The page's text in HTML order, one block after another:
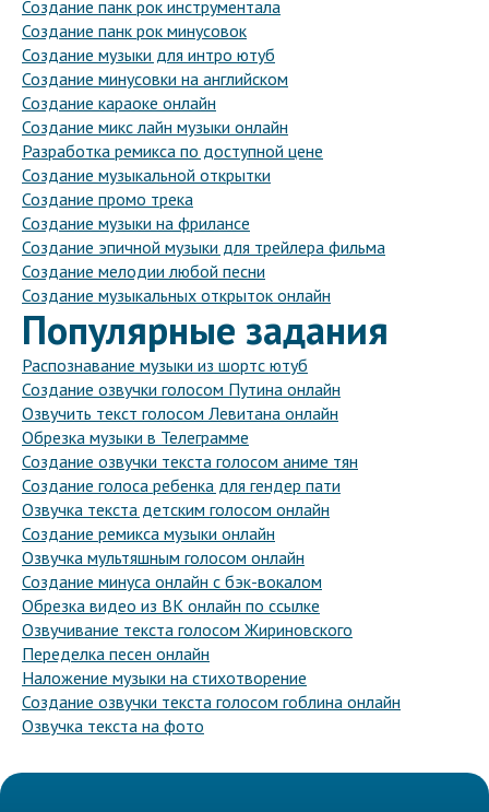
Создание панк рок инструментала
Создание панк рок минусовок
Создание музыки для интро ютуб
Создание минусовки на английском
Создание караоке онлайн
Создание микс лайн музыки онлайн
Разработка ремикса по доступной цене
Создание музыкальной открытки
Создание промо трека
Создание музыки на фрилансе
Создание эпичной музыки для трейлера фильма
Создание мелодии любой песни
Создание музыкальных открыток онлайн
Популярные задания
Распознавание музыки из шортс ютуб
Создание озвучки голосом Путина онлайн
Озвучить текст голосом Левитана онлайн
Обрезка музыки в Телеграмме
Создание озвучки текста голосом аниме тян
Создание голоса ребенка для гендер пати
Озвучка текста детским голосом онлайн
Создание ремикса музыки онлайн
Озвучка мультяшным голосом онлайн
Создание минуса онлайн с бэк-вокалом
Обрезка видео из ВК онлайн по ссылке
Озвучивание текста голосом Жириновского
Переделка песен онлайн
Наложение музыки на стихотворение
Создание озвучки текста голосом гоблина онлайн
Озвучка текста на фото